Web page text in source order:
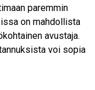
paremmin
on mahdollista
avustaja.
voi sopia